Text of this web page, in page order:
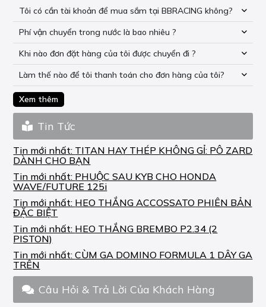
Tôi có cần tài khoản để mua sắm tại BBRACING không?
Phí vận chuyển trong nước là bao nhiêu ?
Khi nào đơn đặt hàng của tôi được chuyển đi ?
Làm thế nào để tôi thanh toán cho đơn hàng của tôi?
Xem thêm
Tin Tức
Tin mới nhất: TITAN HAY THÉP KHÔNG GỈ: PÔ ZARD
DÀNH CHO BẠN
Tin mới nhất: PHUỘC SAU KYB CHO HONDA
WAVE/FUTURE 125i
Tin mới nhất: HEO THẮNG ACCOSSATO PHIÊN BẢN
ĐẶC BIỆT
Tin mới nhất: HEO THẮNG BREMBO P2.34 (2
PISTON)
Tin mới nhất:CÙM GA DOMINO FORMULA 1 DÂY GA
TRÊN
Câu Hỏi & Trả Lời Của Khách Hàng